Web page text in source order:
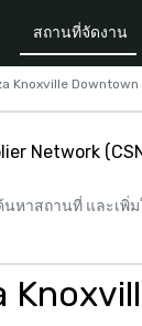
สถานที่จัดงาน
Knoxville
Network
นหาสถานที่ และเพิ่